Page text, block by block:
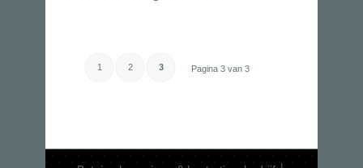
Pagina 3 van 3
1 2 3